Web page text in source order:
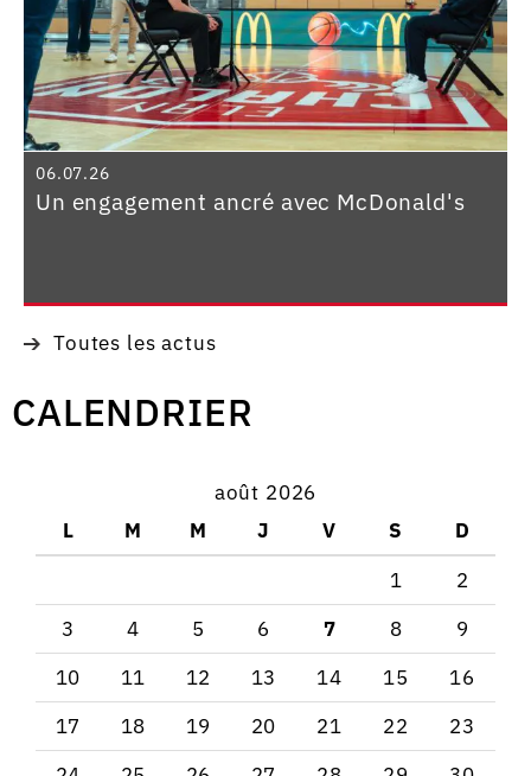
06.07.26
Un engagement ancré avec McDonald's
Toutes les actus
CALENDRIER
août 2026
L
M M J V S
D
1
2
3
4 5 6 7 8
9
10
11 12 13 14 15
16
17
18 19 20 21 22
23